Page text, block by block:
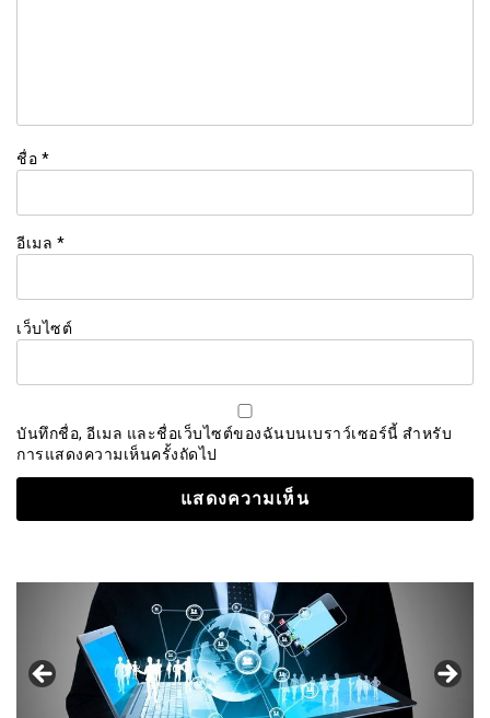
ชื่อ *
อีเมล *
เว็บไซต์
บันทึกชื่อ, อีเมล และชื่อเว็บไซต์ของฉันบนเบราว์เซอร์นี้ สำหรับ
การแสดงความเห็นครั้งถัดไป